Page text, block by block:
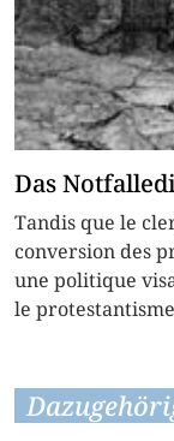
Das
Tandis que le
conversion des
une politique
le